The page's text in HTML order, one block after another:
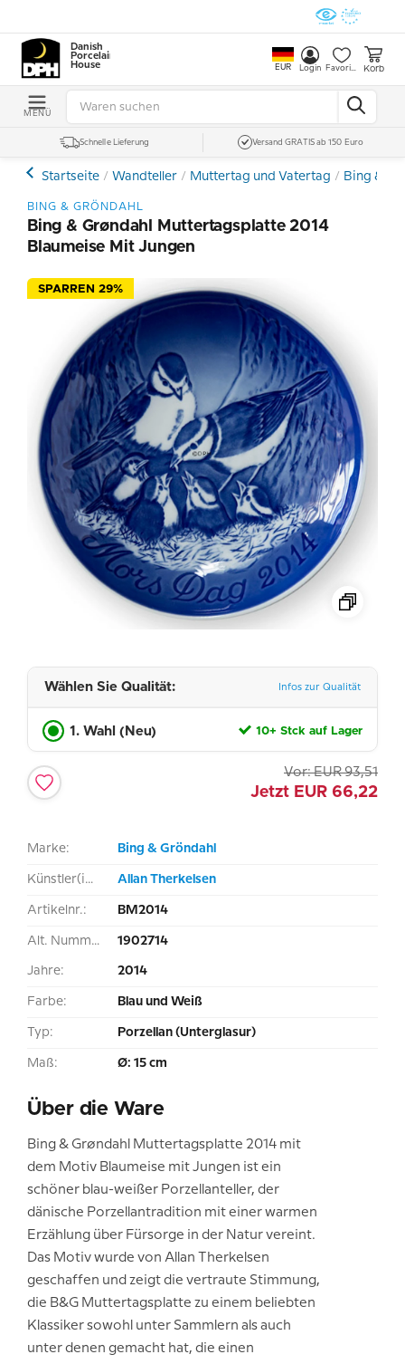
Danish
Porcelain
House
EUR Login Favoriten Korb
MENÜ
Schnelle Lieferung Versand GRATIS ab 150 Euro
Startseite Wandteller Muttertag und Vatertag Bing &
BING & GRÖNDAHL
Bing & Grøndahl Muttertagsplatte 2014
Blaumeise Mit Jungen
SPARREN 29%
Wählen Sie Qualität: Infos zur Qualität
1. Wahl (Neu) 10+ Stck auf Lager
Vor: EUR 93,51
Jetzt EUR 66,22
Marke: Bing & Gröndahl
Künstler(in): Allan Therkelsen
Artikelnr.: BM2014
Alt. Nummer: 1902714
Jahre: 2014
Farbe: Blau und Weiß
Typ: Porzellan (Unterglasur)
Maß: Ø: 15 cm
Über die Ware
Bing & Grøndahl Muttertagsplatte 2014 mit
dem Motiv Blaumeise mit Jungen ist ein
schöner blau-weißer Porzellanteller, der
dänische Porzellantradition mit einer warmen
Erzählung über Fürsorge in der Natur vereint.
Das Motiv wurde von Allan Therkelsen
geschaffen und zeigt die vertraute Stimmung,
die B&G Muttertagsplatte zu einem beliebten
Klassiker sowohl unter Sammlern als auch
unter denen gemacht hat, die einen